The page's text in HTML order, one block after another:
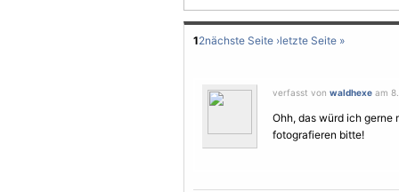
12nächste Seite ›letzte Seite »
verfasst von waldhexe am
Ohh, das würd ich gerne
fotografieren bitte!